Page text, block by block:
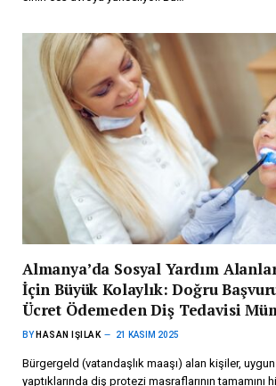
Almanya’da Sosyal Yardım
İçin Büyük Kolaylık: Doğru
Ücret Ödemeden Diş Tedavisi
BY HASAN IŞILAK 21 KASIM 2025
Bürgergeld (vatandaşlık maaşı) alan kişiler,
yaptıklarında diş protezi masraflarının tamamını